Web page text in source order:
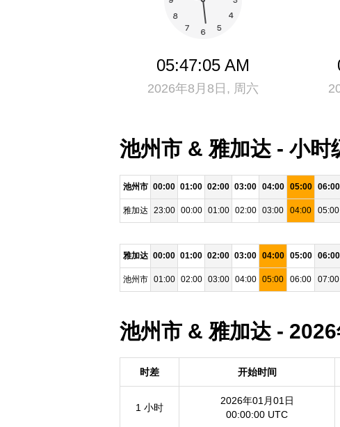
05:47:06 AM
2026年8月8日, 周六
池州市 & 雅加达 - 小时
池州市 00:00 01:00 02:00 03:00 04:00 05:00 06:00
雅加达 23:00 00:00 01:00 02:00 03:00 04:00 05:00
雅加达 00:00 01:00 02:00 03:00 04:00 05:00 06:00
池州市 01:00 02:00 03:00 04:00 05:00 06:00 07:00
池州市 & 雅加达 -
时差 开始时间
1 小时
2026年01月01日
00:00:00 UTC